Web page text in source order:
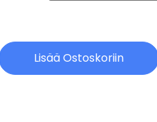
Lisää Ostoskoriin